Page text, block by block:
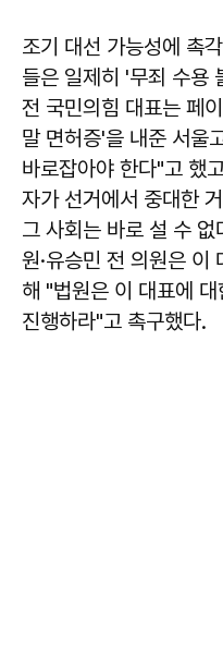
조기 대선 가능성에 촉
들은 일제히 '무죄 수용
전 국민의힘 대표는 페
말 면허증'을 내준 서울
바로잡아야 한다"고 했
자가 선거에서 중대한
그 사회는 바로 설 수
원·유승민 전 의원은 이
해 "법원은 이 대표에
진행하라"고 촉구했다.